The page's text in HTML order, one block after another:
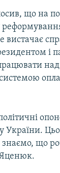
що на
вистачає
і
України.
знаємо, що
Яценюк.